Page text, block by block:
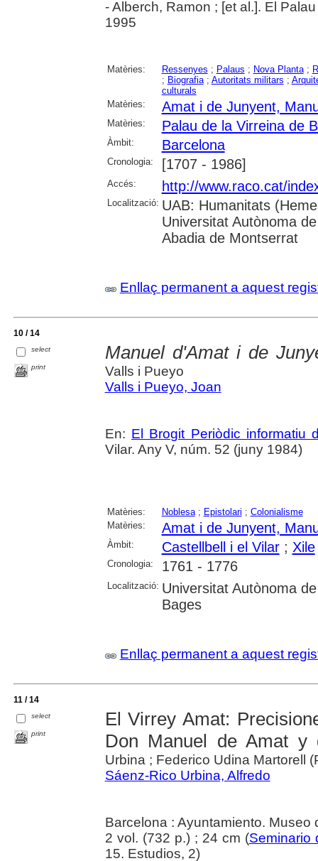
- Alberch, Ramon ; [et al.]. El
1995
Matèries: Ressenyes ; Palaus ; Nova Planta;
; Biografia; Autoritats militars ;
culturals
Matèries:
Amat i de Junyent,
Matèries: Palau de la Virreina de
Àmbit: Barcelona
Cronologia: [1707 - 1986]
Accés: http://www.raco.cat/
Localització: UAB: Humanitats
Universitat Autònoma
Abadia de Montserrat
Enllaç permanent a aquest
10 / 14
select
print
Manuel d'Amat i de
Valls i Pueyo
Valls i Pueyo, Joan
En: El Brogit Periòdic informatiu
Vilar. Any V, núm. 52 (juny 1984)
Matèries: Noblesa; Epistolari ; Colonialisme
Matèries:
Amat i de Junyent,
Àmbit: Castellbell i el Vilar; Xile
Cronologia: 1761 - 1776
Localització: Universitat Autònoma
Bages
Enllaç permanent a aquest
11 / 14
select
print
El Virrey Amat:
Don Manuel de Amat y
Urbina ; Federico Udina Martorell
Sáenz-Rico Urbina, Alfredo
Barcelona : Ayuntamiento. Museo
2 vol. (732 p.) ; 24 cm (Seminario
15. Estudios, 2)